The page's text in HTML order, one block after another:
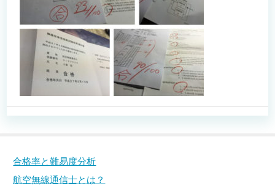
航空無線通信士バイブル
航空特殊無線技士バイブル
攻略動画
過去問一覧
過去問解説
航空無線通信士 2022年8月 英会話 過去問解説
(音声付き)
航空無線通信士バイブル
航空特殊無線技士バイブル
攻略動画
過去問一覧
過去問解説
航空無線通信士 2022年8月 英会話 過去問解説
(音声付き)
合格率と難易度分析
航空無線通信士とは？